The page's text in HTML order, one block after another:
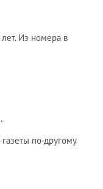
Из номера в
по-другому